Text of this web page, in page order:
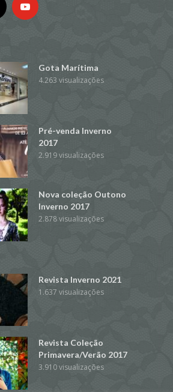
Gota Marítima
4.263 visualizações
Pré-venda Inverno
2017
2.919 visualizações
Nova coleção Outono
Inverno 2017
2.878 visualizações
Revista Inverno 2021
1.637 visualizações
Revista Coleção
Primavera/Verão 2017
3.910 visualizações